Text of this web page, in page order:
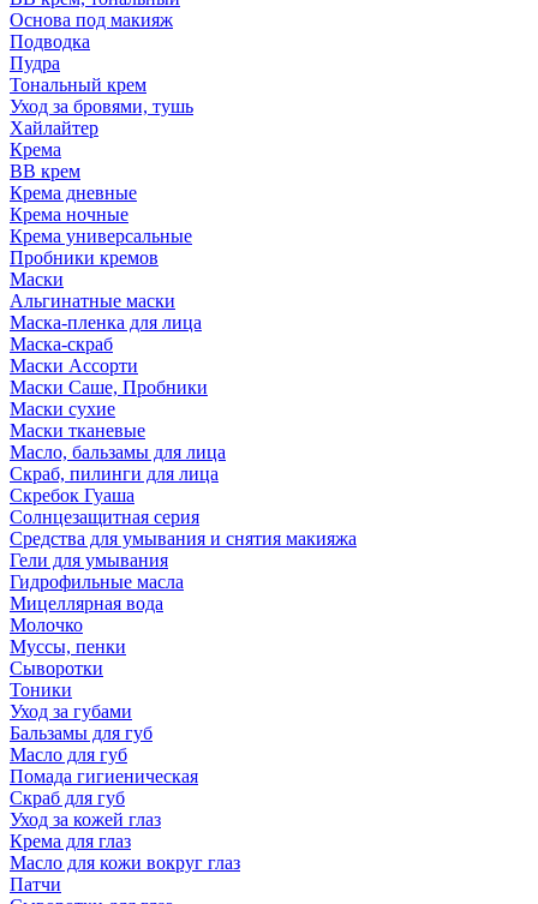
Основа под макияж
Подводка
Пудра
Тональный крем
Уход за бровями, тушь
Хайлайтер
Крема
ВВ крем
Крема дневные
Крема ночные
Крема универсальные
Пробники кремов
Маски
Альгинатные маски
Маска-пленка для лица
Маска-скраб
Маски Ассорти
Маски Саше, Пробники
Маски сухие
Маски тканевые
Масло, бальзамы для лица
Скраб, пилинги для лица
Скребок Гуаша
Солнцезащитная серия
Средства для умывания и снятия макияжа
Гели для умывания
Гидрофильные масла
Мицеллярная вода
Молочко
Муссы, пенки
Сыворотки
Тоники
Уход за губами
Бальзамы для губ
Масло для губ
Помада гигиеническая
Скраб для губ
Уход за кожей глаз
Крема для глаз
Масло для кожи вокруг глаз
Патчи